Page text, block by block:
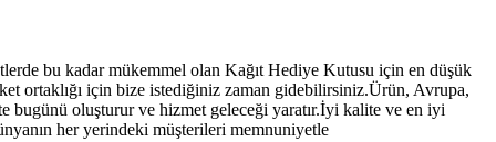
bu kadar mükemmel olan Kağıt Hediye Kutusu için en düşük
ortaklığı için bize istediğiniz zaman gidebilirsiniz.Ürün, Avrupa,
bugünü oluşturur ve hizmet geleceği yaratır.İyi kalite ve en iyi
her yerindeki müşterileri memnuniyetle